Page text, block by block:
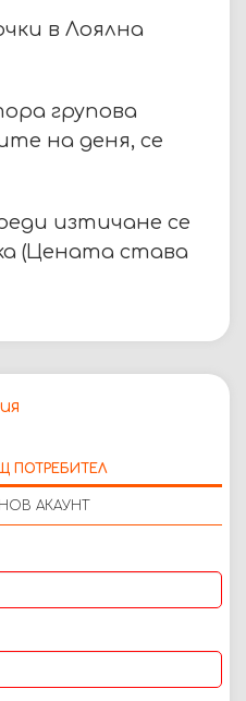
в Лоялна
групова
на деня, се
изтичане се
(Цената става
ПОТРЕБИТЕЛ
АКАУНТ